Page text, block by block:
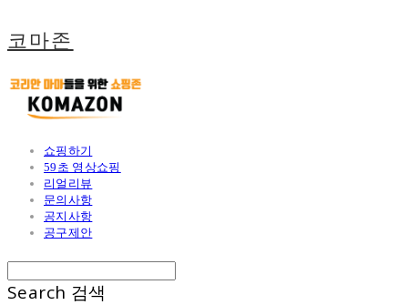
코마존
쇼핑하기
59초 영상쇼핑
리얼리뷰
문의사항
공지사항
공구제안
Search 검색